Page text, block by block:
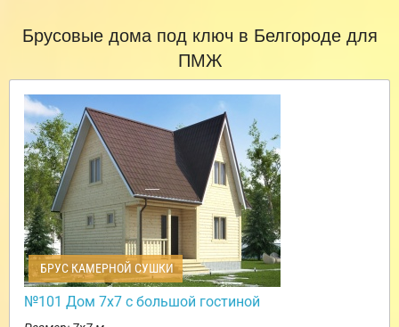
Брусовые дома под ключ в Белгороде для
ПМЖ
БРУС КАМЕРНОЙ СУШКИ
№101 Дом 7х7 с большой гостиной